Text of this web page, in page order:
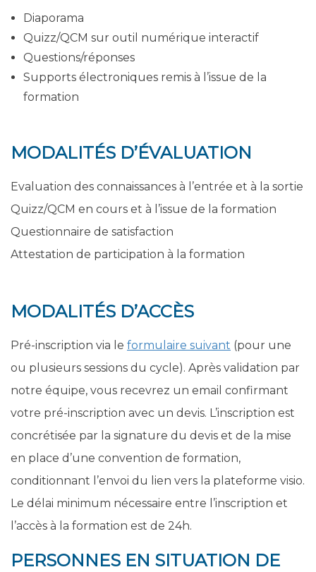
Diaporama
Quizz/QCM sur outil numérique interactif
Questions/réponses
Supports électroniques remis à l’issue de la
formation
MODALITÉS D’ÉVALUATION
Evaluation des connaissances à l’entrée et à la sortie
Quizz/QCM en cours et à l’issue de la formation
Questionnaire de satisfaction
Attestation de participation à la formation
MODALITÉS D’ACCÈS
Pré-inscription via le formulaire suivant (pour une
ou plusieurs sessions du cycle). Après validation par
notre équipe, vous recevrez un email confirmant
votre pré-inscription avec un devis. L’inscription est
concrétisée par la signature du devis et de la mise
en place d’une convention de formation,
conditionnant l’envoi du lien vers la plateforme visio.
Le délai minimum nécessaire entre l’inscription et
l’accès à la formation est de 24h.
PERSONNES EN SITUATION DE